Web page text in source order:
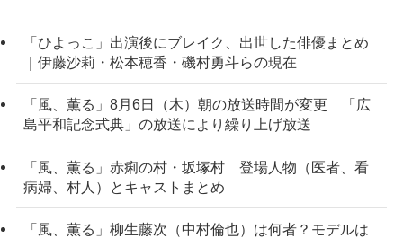
「ひよっこ」出演後にブレイク、出世した俳優まとめ
｜伊藤沙莉・松本穂香・磯村勇斗らの現在
「風、薫る」8月6日（木）朝の放送時間が変更 「広
島平和記念式典」の放送により繰り上げ放送
「風、薫る」赤痢の村・坂塚村 登場人物（医者、看
病婦、村人）とキャストまとめ
「風、薫る」柳生藤次（中村倫也）は何者？モデルは